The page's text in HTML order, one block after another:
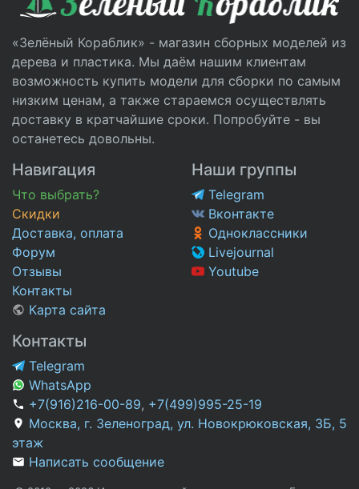
«Зелёный Кораблик» - магазин сборных моделей из
дерева и пластика. Мы даём нашим клиентам
возможность купить модели для сборки по самым
низким ценам, а также стараемся осуществлять
доставку в кратчайшие сроки. Попробуйте - вы
останетесь довольны.
Навигация
Что выбрать?
Скидки
Доставка, оплата
Форум
Отзывы
Контакты
Карта сайта
Наши группы
Telegram
Вконтакте
Одноклассники
Livejournal
Youtube
Контакты
Telegram
WhatsApp
+7(916)216-00-89, +7(499)995-25-19
Москва, г. Зеленоград, ул. Новокрюковская, 3Б, 5
этаж
Написать сообщение